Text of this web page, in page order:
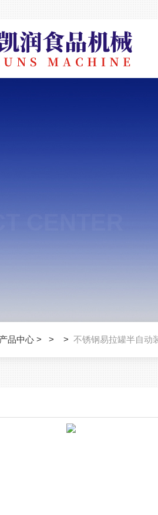
产品中心 > > > 不锈钢易拉罐半自动